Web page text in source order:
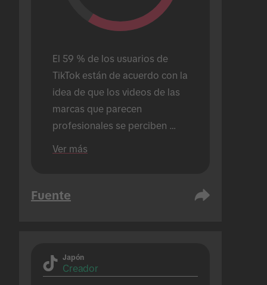
El 59 % de los usuarios de
TikTok están de acuerdo con la
idea de que los videos de las
marcas que parecen
profesionales se perciben
como inapropiados o extraños
Ver más
Fuente
Japón
Creador